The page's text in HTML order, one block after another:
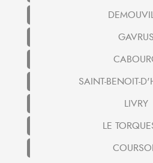
GAVRUS
SAINT-BENOIT-
LIVRY
LE